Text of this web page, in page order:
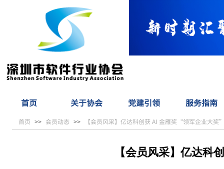
首页 关于协会 党建引领 服务指南
首页 >> 会员动态 >> 【会员风采】亿达科创获 AI 金雁奖“领军企业大奖
【会员风采】亿达科